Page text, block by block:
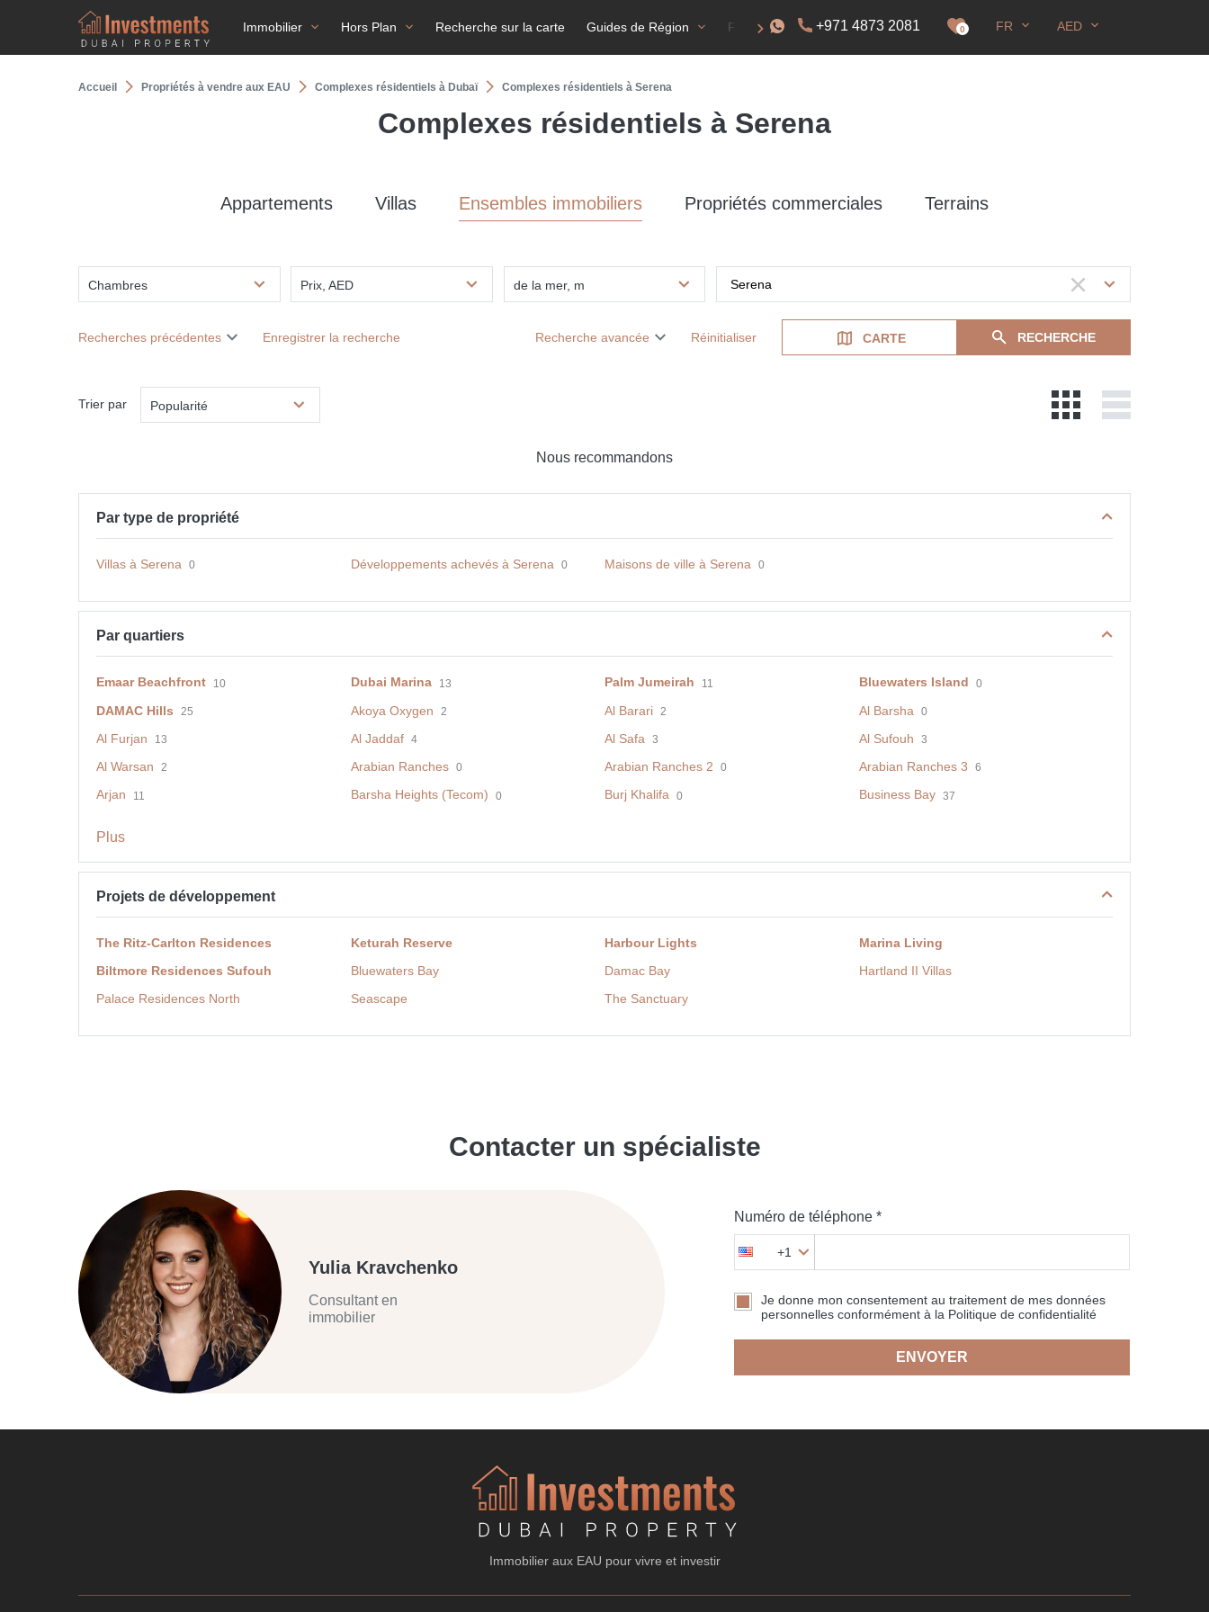
Immobilier Hors Plan Recherche sur la carte Guides de Région FAQ TDS+971 4873 2081 0 FR AED
Accueil Propriétés à vendre aux EAU Complexes résidentiels à Dubaï Complexes résidentiels à Serena
Complexes résidentiels à Serena
Appartements Villas Ensembles immobiliers Propriétés commerciales Terrains
Chambres Prix, AED de la mer, m
Recherches précédentes Enregistrer la recherche Recherche avancée Réinitialiser CARTE RECHERCHE
Trier par Popularité
Nous recommandons
Par type de propriété
Villas à Serena 0 Développements achevés à Serena 0 Maisons de ville à Serena 0
Par quartiers
Emaar Beachfront 10 Dubai Marina 13 Palm Jumeirah 11 Bluewaters Island 0
DAMAC Hills 25 Akoya Oxygen 2 Al Barari 2 Al Barsha 0
Al Furjan 13 Al Jaddaf 4 Al Safa 3 Al Sufouh 3
Al Warsan 2 Arabian Ranches 0 Arabian Ranches 2 0 Arabian Ranches 3 6
Arjan 11 Barsha Heights (Tecom) 0 Burj Khalifa 0 Business Bay 37
Plus
Projets de développement
The Ritz-Carlton Residences Keturah Reserve Harbour Lights
Marina Living
Biltmore Residences Sufouh
Bluewaters Bay Damac Bay
Hartland II Villas
Palace Residences North
Seascape The Sanctuary
Contacter un spécialiste
Yulia Kravchenko
Consultant en
immobilier
Numéro de téléphone *
+1
Je donne mon consentement au traitement de mes données
personnelles conformément à la Politique de confidentialité
ENVOYER
Immobilier aux EAU pour vivre et investir